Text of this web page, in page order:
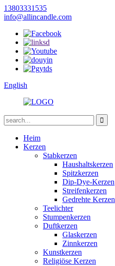
13803331535
info@allincandle.com
English
Heim
Kerzen
Stabkerzen
Haushaltskerzen
Spitzkerzen
Dip-Dye-Kerzen
Streifenkerzen
Gedrehte Kerzen
Teelichter
Stumpenkerzen
Duftkerzen
Glaskerzen
Zinnkerzen
Kunstkerzen
Religiöse Kerzen